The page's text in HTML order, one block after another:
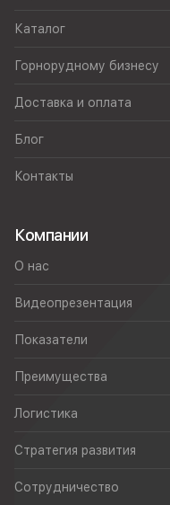
Каталог
Горнорудному бизнесу
Доставка и оплата
Блог
Контакты
Компании
О нас
Видеопрезентация
Показатели
Преимущества
Логистика
Стратегия развития
Сотрудничество